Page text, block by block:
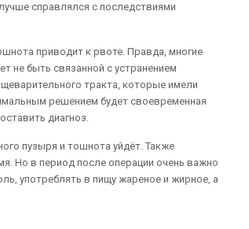
справлялся с последствиями
приводит к рвоте. Правда, многие
не быть связанной с устранением
тракта, которые имели
решением будет своевременная
диагноз.
пузыря и тошнота уйдёт. Также
Но в период после операции очень важно
употреблять в пищу жареное и жирное, а